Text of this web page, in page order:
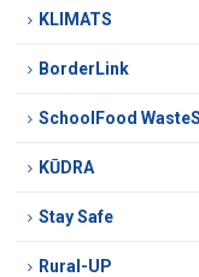
KLIMATS
BorderLink
SchoolFood
KŪDRA
Stay Safe
Rural-UP